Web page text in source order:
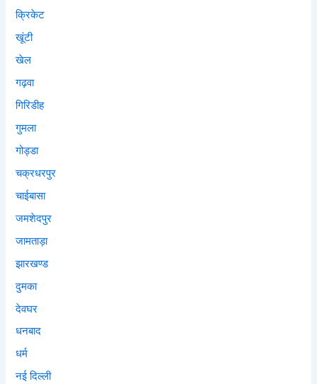
क्रिकेट
खूंटी
खेल
गढ़वा
गिरिडीह
गुमला
गोड्डा
चक्रधरपुर
चाईबासा
जमशेदपुर
जामताड़ा
झारखण्ड
दुमका
देवघर
धनबाद
धर्म
नई दिल्ली